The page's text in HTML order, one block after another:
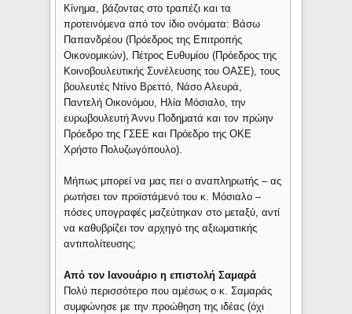
Κίνημα, βάζοντας στο τραπέζι και τα
προτεινόμενα από τον ίδιο ονόματα: Βάσω
Παπανδρέου (Πρόεδρος της Επιτροπής
Οικονομικών), Πέτρος Ευθυμίου (Πρόεδρος της
Κοινοβουλευτικής Συνέλευσης του ΟΑΣΕ), τους
βουλευτές Ντίνο Βρεττό, Νάσο Αλευρά,
Παντελή Οικονόμου, Ηλία Μόσιαλο, την
ευρωβουλευτή Άννυ Ποδηματά και τον πρώην
Πρόεδρο της ΓΣΕΕ και Πρόεδρο της ΟΚΕ
Χρήστο Πολυζωγόπουλο).
Μήπως μπορεί να μας πει ο αναπληρωτής – ας
ρωτήσει τον προϊστάμενό του κ. Μόσιαλο –
πόσες υπογραφές μαζεύτηκαν στο μεταξύ, αντί
να καθυβρίζει τον αρχηγό της αξιωματικής
αντιπολίτευσης;
Από τον Ιανουάριο η επιστολή Σαμαρά
Πολύ περισσότερο που αμέσως ο κ. Σαμαράς
συμφώνησε με την προώθηση της ιδέας (όχι